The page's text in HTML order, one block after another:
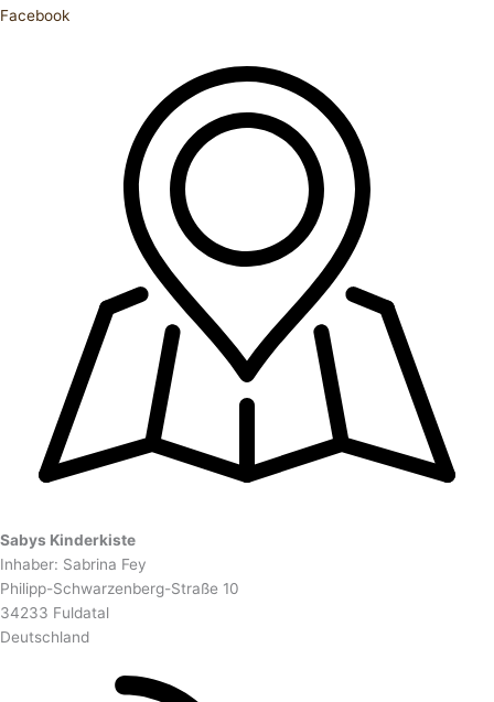
Facebook
Sabys Kinderkiste
Inhaber: Sabrina Fey
Philipp-Schwarzenberg-Straße 10
34233 Fuldatal
Deutschland